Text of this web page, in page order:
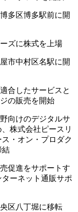
多区博多駅前に開
ズに株式を上場
市中村区名駅に開
合したサービスと
の販売を開始
向けのデジタルサ
株式会社ピースリ
・オン・プロダク
結
促進をサポートす
ーネット通販サポ
区八丁堀に移転